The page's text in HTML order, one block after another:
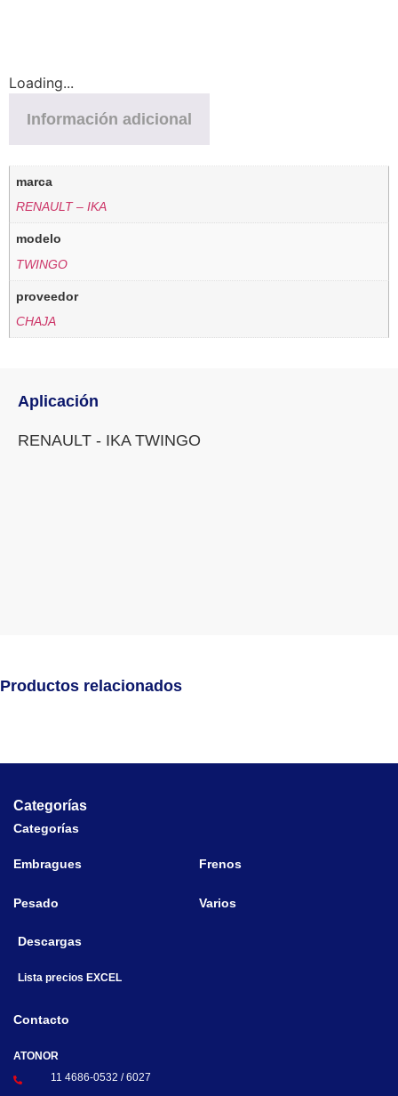
Loading...
Información adicional
marca
RENAULT – IKA
modelo
TWINGO
proveedor
CHAJA
Aplicación
RENAULT - IKA TWINGO
Productos relacionados
Categorías
Categorías
Embragues Frenos
Pesado Varios
Descargas
Lista precios EXCEL
Contacto
ATONOR
11 4686-0532 / 6027